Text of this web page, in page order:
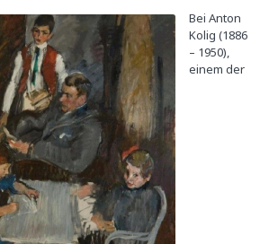
Bei Anton
Kolig (1886
– 1950),
einem der